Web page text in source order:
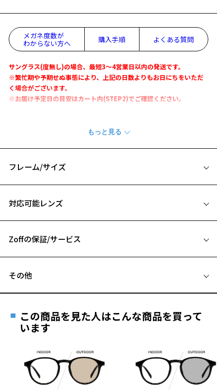
お気に入りリストは
メガネ度数が
わからない方へ
購入手順 よくある質問
サングラス(度無し)の場合、最短3～4営業日以内の発送です。
※繁忙期や予期せぬ事態により、上記の日数よりもお日にちをいただ
く場合がございます。
※お届け予定日の目安はカート内(STEP2)でご確認ください。
を取り入れたコレクション。
す。
サングラス ページをみる
■高温(60℃以上)環境や急激な温度差は変形、表面層のひび割れの原
■傷をつけるような金属と一緒にしまわないようご注意ください。
品名：サングラス
レンズカラー：Morning Blue/ブルー系
レンズ枠の材質：ニッケル合金（塗装）
可視光線透過率：83%
紫外線透過率：0.1%以下
UV100%CUT ※ISO12312-1基準
株式会社インターメスティック
ゾフ・カスタマーサポート
TEL: 0120-013-883
フレーム/サイズ
B ブリッジ(鼻部分)の横幅：14mm
対応可能レンズ
フレームとレンズの合計料金を知りたい方へ
Zoffの保証/サービス
安心1 フレーム１年間品質保証
日または発送日より１年間修理又は交換させて頂
きます。
※保証期間内に交換が行われた場合、保証期間は初期の期間から
延長されません。
その他
ご希望のお客さまは、「レンズ交換券」をお選びのうえ、
最寄りのZoff実店舗にてレンズをお買い求めください。
※サングラスやパッケージ品では「レンズ交換券」はお選び
談ください。
この商品を見た人はこんな商品を買って
います